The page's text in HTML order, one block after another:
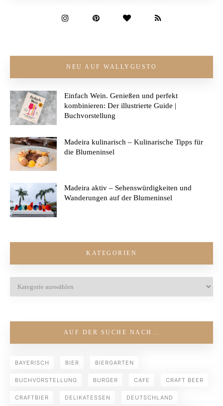
NEU AUF WALLYGUSTO
Einfach Wein. Genießen und perfekt
kombinieren: Der illustrierte Guide |
Buchvorstellung
Madeira kulinarisch – Kulinarische Tipps für
die Blumeninsel
Madeira aktiv – Sehenswürdigkeiten und
Wanderungen auf der Blumeninsel
KATEGORIEN
AUF DER SUCHE NACH…
BAYERISCH BIER BIERGARTEN
BUCHVORSTELLUNG BURGER CAFE CRAFT BEER
CRAFTBIER DELIKATESSEN DEUTSCHLAND